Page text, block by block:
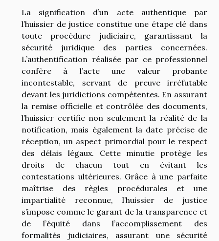
La signification d’un acte authentique par
l’huissier de justice constitue une étape clé dans
toute procédure judiciaire, garantissant la
sécurité juridique des parties concernées.
L’authentification réalisée par ce professionnel
confère à l’acte une valeur probante
incontestable, servant de preuve irréfutable
devant les juridictions compétentes. En assurant
la remise officielle et contrôlée des documents,
l’huissier certifie non seulement la réalité de la
notification, mais également la date précise de
réception, un aspect primordial pour le respect
des délais légaux. Cette minutie protège les
droits de chacun tout en évitant les
contestations ultérieures. Grâce à une parfaite
maîtrise des règles procédurales et une
impartialité reconnue, l’huissier de justice
s’impose comme le garant de la transparence et
de l’équité dans l’accomplissement des
formalités judiciaires, assurant une sécurité